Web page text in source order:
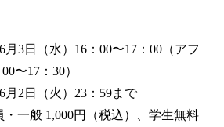
月3日（水）16：00〜17：00（アフ
〜17：30）
月2日（火）23：59まで
・一般 1,000円（税込）、学生無料